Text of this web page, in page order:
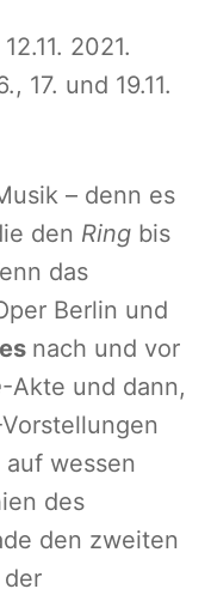
2021.
17. und 19.11.
– denn es
den Ring bis
das
Berlin und
nach und vor
-Akte und dann,
wessen
des
den zweiten